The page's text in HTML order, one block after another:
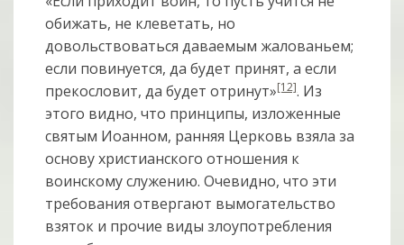
обижать, не клеветать, но
довольствоваться даваемым жалованьем;
если повинуется, да будет принят, а если
прекословит, да будет отринут»[12]. Из
этого видно, что принципы, изложенные
святым Иоанном, ранняя Церковь взяла за
основу христианского отношения к
воинскому служению. Очевидно, что эти
требования отвергают вымогательство
взяток и прочие виды злоупотребления